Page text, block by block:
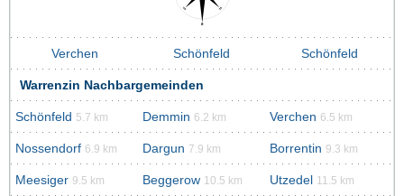
Verchen Schönfeld Schönfeld
Warrenzin Nachbargemeinden
Schönfeld 5.7 km Demmin 6.2 km Verchen 6.5 km
Nossendorf 6.9 km Dargun 7.9 km Borrentin 9.3 km
Meesiger 9.5 km Beggerow 10.5 km Utzedel 11.5 km